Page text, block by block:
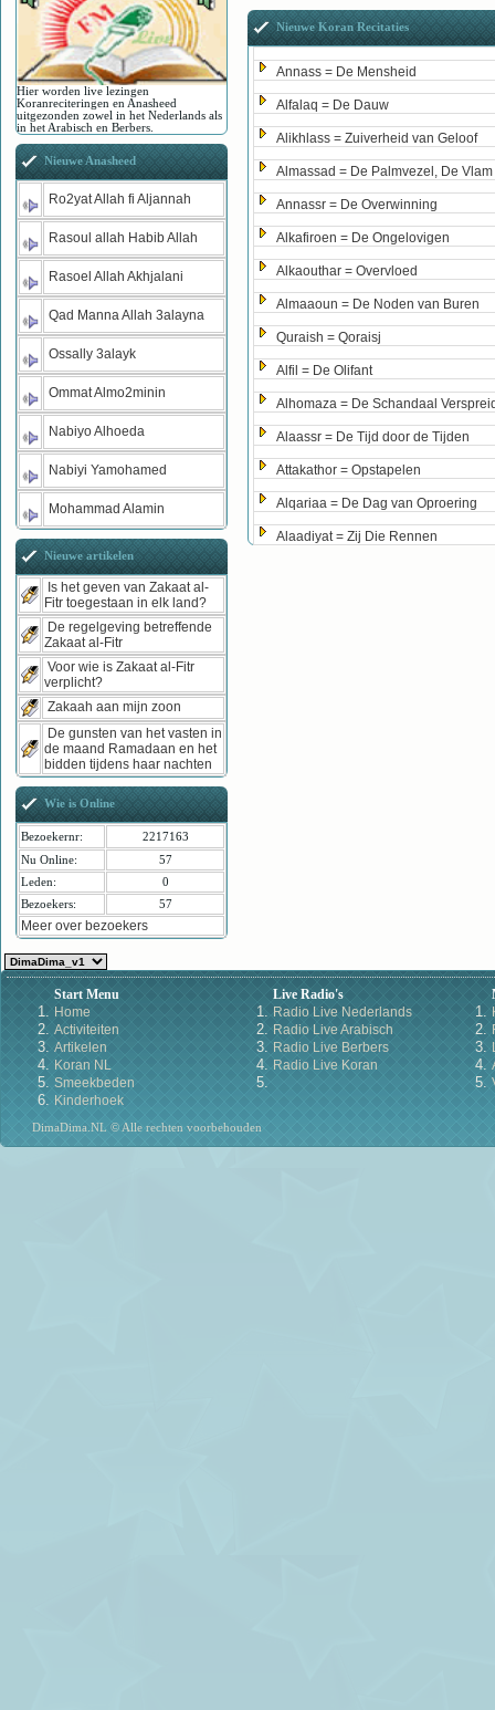
Nieuwe Koran Recitaties
Annass = De Mensheid
Alfalaq = De Dauw
Alikhlass = Zuiverheid van Geloof
Almassad = De Palmvezel, De Vlam
Annassr = De Overwinning
Alkafiroen = De Ongelovigen
Alkaouthar = Overvloed
Almaaoun = De Noden van Buren
Quraish = Qoraisj
Alfil = De Olifant
Alhomaza = De Schandaal
Alaassr = De Tijd door de Tijden
Attakathor = Opstapelen
Alqariaa = De Dag van Oproering
Alaadiyat = Zij Die Rennen
Hier worden live lezingen
Koranreciteringen en Anasheed
uitgezonden zowel in het Nederlands als
in het Arabisch en Berbers.
Nieuwe Anasheed
Ro2yat Allah fi Aljannah
Rasoul allah Habib Allah
Rasoel Allah Akhjalani
Qad Manna Allah 3alayna
Ossally 3alayk
Ommat Almo2minin
Nabiyo Alhoeda
Nabiyi Yamohamed
Mohammad Alamin
Nieuwe artikelen
Is het geven van Zakaat al-
Fitr toegestaan in elk land?
De regelgeving betreffende
Zakaat al-Fitr
Voor wie is Zakaat al-Fitr
verplicht?
Zakaah aan mijn zoon
De gunsten van het vasten in
de maand Ramadaan en het
bidden tijdens haar nachten
Wie is Online
Bezoekernr:
2217163
Nu Online:
57
Leden:
0
Bezoekers:
57
Meer over bezoekers
Start Menu
Home
Activiteiten
Artikelen
Koran NL
Smeekbeden
Kinderhoek
Live Radio's
Radio Live Nederlands
Radio Live Arabisch
Radio Live Berbers
Radio Live Koran
DimaDima.NL © Alle rechten voorbehouden